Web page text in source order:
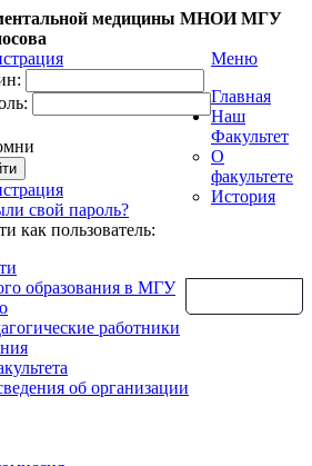
медицины МНОИ МГУ
свой пароль?
как пользователь:
Меню
Главная
Наш
Факультет
О
факультете
История
образования в МГУ
работники
об организации